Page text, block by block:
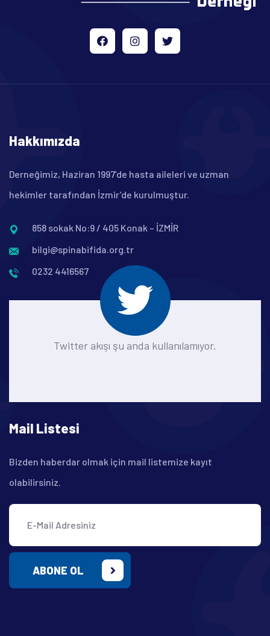
Hakkımızda
Derneğimiz, Haziran 1997’de hasta aileleri ve uzman
hekimler tarafından İzmir’de kurulmuştur.
858 sokak No:9 / 405 Konak – İZMİR
bilgi@spinabifida.org.tr
0232 4416567
Twitter akışı şu anda kullanılamıyor.
Mail Listesi
Bizden haberdar olmak için mail listemize kayıt
olabilirsiniz.
ABONE OL